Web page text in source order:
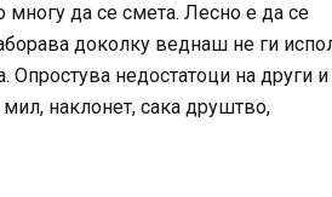
многу да се смета. Лесно е да се
доколку веднаш не ги
недостатоци на други и
мил, наклонет, сака друштво,